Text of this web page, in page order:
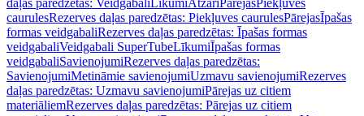
daļas paredzētas: Veidgabali LīkumiAtzari PārejasPiekļuves
caurulesRezerves daļas paredzētas: Piekļuves caurulesPārejasĪpašas
formas veidgabaliRezerves daļas paredzētas: Īpašas formas
veidgabaliVeidgabali SuperTubeLīkumiĪpašas formas
veidgabaliSavienojumiRezerves daļas paredzētas:
SavienojumiMetināmie savienojumiUzmavu savienojumiRezerves
daļas paredzētas: Uzmavu savienojumiPārejas uz citiem
materiāliemRezerves daļas paredzētas: Pārejas uz citiem